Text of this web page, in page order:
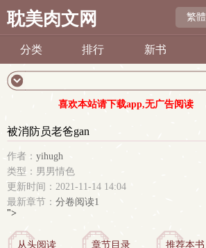
耽美肉文网 繁體
分类 排行 新书
喜欢本站请下载app,无广告阅读
被消防员老爸gan
作者： yihugh
类型：男男情色
更新时间：2021-11-14 14:04
最新章节： 分卷阅读1
">
从头阅读 章节目录 推荐本书